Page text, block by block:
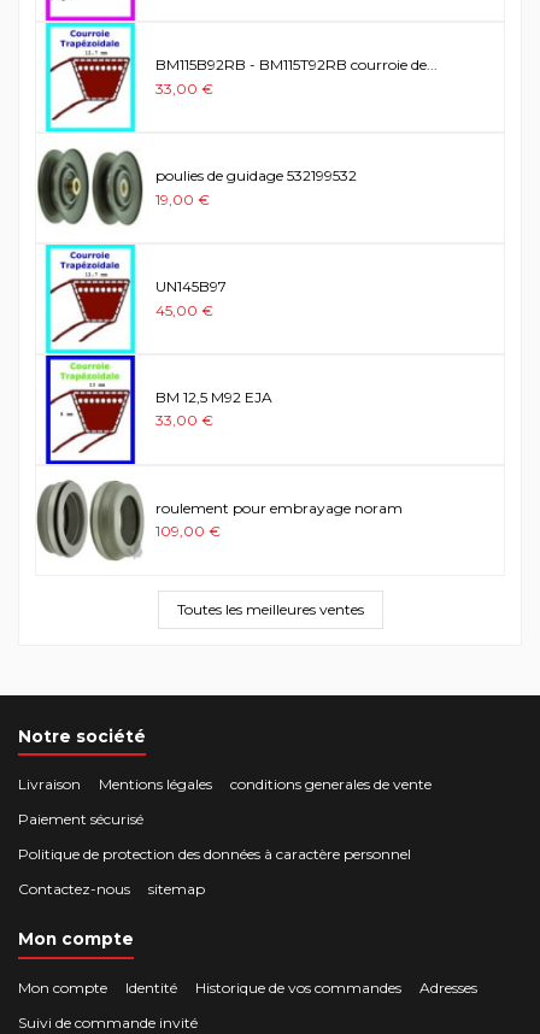
BM115B92RB - BM115T92RB courroie de...
33,00 €
poulies de guidage 532199532
19,00 €
UN145B97
45,00 €
BM 12,5 M92 EJA
33,00 €
roulement pour embrayage noram
109,00 €
Toutes les meilleures ventes
Notre société
Livraison Mentions légales
conditions generales de vente
Paiement sécurisé
Politique de protection des données à caractère personnel
Contactez-nous
sitemap
Mon compte
Mon compte Identité Historique de vos commandes
Adresses
Suivi de commande invité